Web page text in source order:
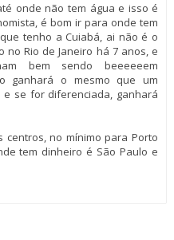
onde não tem água e isso é
é bom ir para onde tem
tenho a Cuiabá, ai não é o
no Rio de Janeiro há 7 anos, e
bem sendo beeeeeem
ganhará o mesmo que um
e se for diferenciada, ganhará
centros, no mínimo para Porto
tem dinheiro é São Paulo e